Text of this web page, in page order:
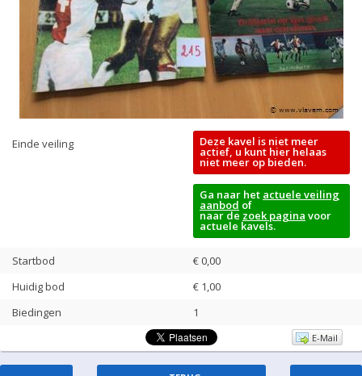
Einde veiling Deze kavel is niet meer
actief, u kunt hier helaas
niet meer op bieden.
Ga naar het actuele veiling
aanbod of
naar de zoek pagina voor
actuele kavels.
Startbod
€ 0,00
Huidig bod
€ 1,00
Biedingen
1
E-Mail